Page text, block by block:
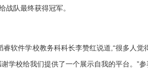
队最终获得冠军。
软件学校教务科科长李赞红说道,“很多人
校给我们提供了一个展示自我的平台。”参